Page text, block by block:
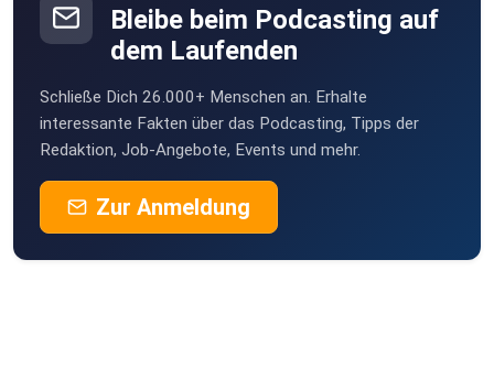
Bleibe beim Podcasting auf
dem Laufenden
Schließe Dich 26.000+ Menschen an. Erhalte
interessante Fakten über das Podcasting, Tipps der
Redaktion, Job-Angebote, Events und mehr.
Zur Anmeldung